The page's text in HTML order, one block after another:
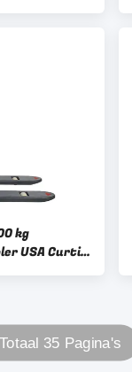
kg
USA Curtis
Totaal 35 Pagina's